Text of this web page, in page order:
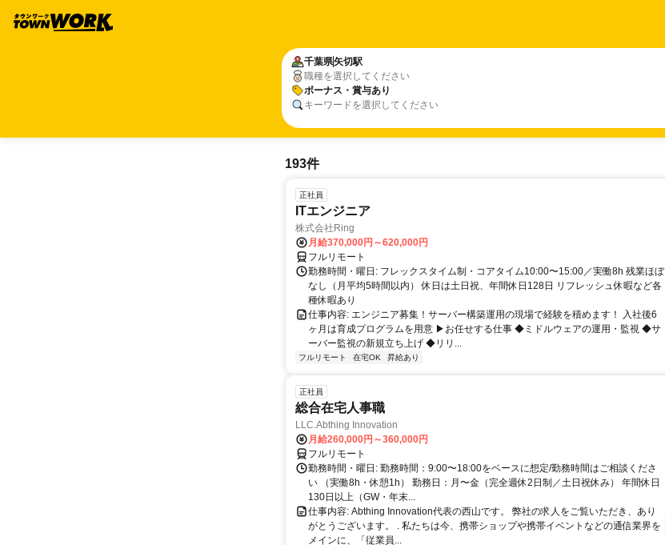
千葉県矢切駅
職種を選択してください
ボーナス・賞与あり
キーワードを選択してください
193件
正社員
ITエンジニア
株式会社Ring
月給370,000円～620,000円
フルリモート
勤務時間・曜日: フレックスタイム制・コアタイム10:00〜15:00／実働8h 残業ほぼ
なし（月平均5時間以内） 休日は土日祝、年間休日128日 リフレッシュ休暇など各
種休暇あり
仕事内容: エンジニア募集！サーバー構築運用の現場で経験を積めます！ 入社後6
ヶ月は育成プログラムを用意 ▶お任せする仕事 ◆ミドルウェアの運用・監視 ◆サ
ーバー監視の新規立ち上げ ◆リリ...
フルリモート 在宅OK 昇給あり
正社員
総合在宅人事職
LLC.Abthing Innovation
月給260,000円～360,000円
フルリモート
勤務時間・曜日: 勤務時間：9:00〜18:00をベースに想定/勤務時間はご相談くださ
い （実働8h・休憩1h） 勤務日：月〜金（完全週休2日制／土日祝休み） 年間休日
130日以上（GW・年末...
仕事内容: Abthing Innovation代表の西山です。 弊社の求人をご覧いただき、あり
がとうございます。 . 私たちは今、携帯ショップや携帯イベントなどの通信業界を
メインに、「従業員...